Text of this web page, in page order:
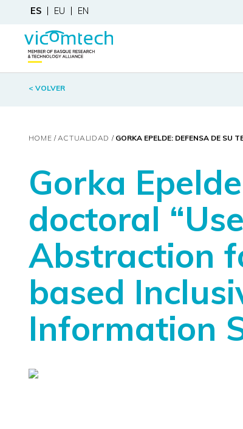
ES EU EN
< VOLVER
HOME ACTUALIDAD GORKA EPELDE: DEFENSA DE SU
Gorka
doctoral
Abstraction
based
Information